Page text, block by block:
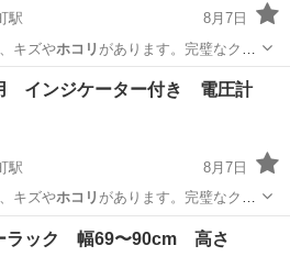
駅
8月7日
キズやホコリ があります。完璧なクオ
その他 太陽光発電
インジケーター付き 電圧計
駅
8月7日
キズやホコリ があります。完璧なクオ
その他 新品
ラック 幅69〜90cm 高さ